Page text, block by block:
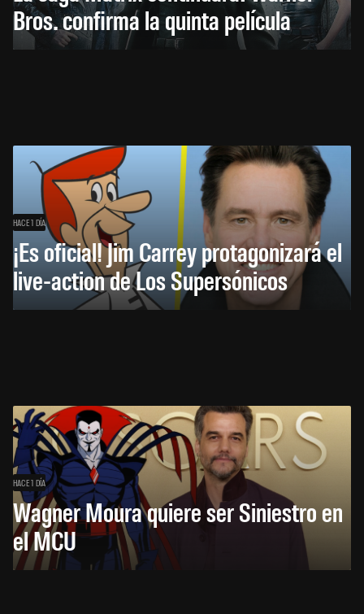
Bros. confirma la quinta película
HACE 1 DÍA
¡Es oficial! Jim Carrey protagonizará el
live-action de Los Supersónicos
HACE 1 DÍA
Wagner Moura quiere ser Siniestro en
el MCU